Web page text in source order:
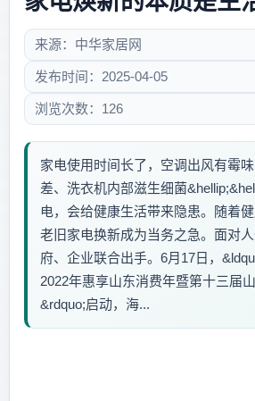
来源：中华家居网
发布时间：2025-04-05
浏览次数：126
家电使用时间长了，空调出风有霉
差、洗衣机内部滋生细菌
电，会给健康生活带来隐患。随着健
老旧家电换新成为当务之急。面对
府、企业联合出手。6月17日，
2022年惠享山东消费年暨第十三届
&rdquo;启动，海...